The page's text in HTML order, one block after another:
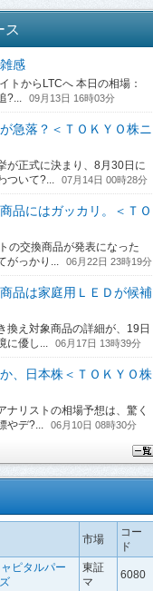
ス
感
からLTCへ 本日の相場：
09月13日 16時03分
急落？＜ＴＯＫＹＯ株ニ
が正式に決まり、8月30日に
いて?...
07月14日 00時28分
品にはガッカリ。＜ＴＯ
の交換商品が発表になった
っかり...
06月22日 23時19分
品は家庭用ＬＥＤが候補
え対象商品の詳細が、19日
優し...
06月17日 13時39分
、日本株＜ＴＯＫＹＯ株
リストの相場予想は、驚く
デ?...
06月10日 08時30分
市場
コー
ド
ピタルパー
東証
マ
6080